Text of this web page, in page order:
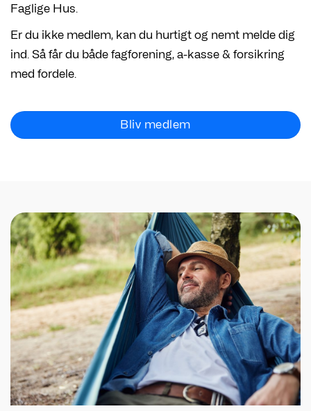
Faglige Hus.
Er du ikke medlem, kan du hurtigt og nemt melde dig
ind. Så får du både fagforening, a-kasse & forsikring
med fordele.
Bliv medlem